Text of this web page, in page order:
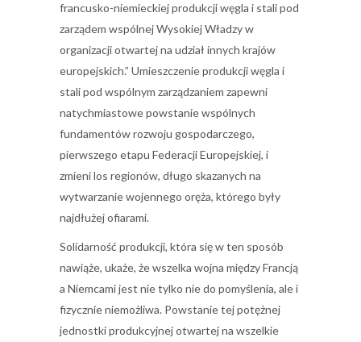
francusko-niemieckiej produkcji węgla i stali pod
zarządem wspólnej Wysokiej Władzy w
organizacji otwartej na udział innych krajów
europejskich.” Umieszczenie produkcji węgla i
stali pod wspólnym zarządzaniem zapewni
natychmiastowe powstanie wspólnych
fundamentów rozwoju gospodarczego,
pierwszego etapu Federacji Europejskiej, i
zmieni los regionów, długo skazanych na
wytwarzanie wojennego oręża, którego były
najdłużej ofiarami.
Solidarność produkcji, która się w ten sposób
nawiąże, ukaże, że wszelka wojna między Francją
a Niemcami jest nie tylko nie do pomyślenia, ale i
fizycznie niemożliwa. Powstanie tej potężnej
jednostki produkcyjnej otwartej na wszelkie